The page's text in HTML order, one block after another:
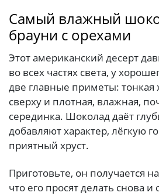
Самый влажный
брауни с орехами
Этот американский десерт
во всех частях света, у
две главные приметы: тонкая
сверху и плотная, влажная,
серединка. Шоколад даёт
добавляют характер, лёгкую
приятный хруст.
Приготовьте, он получается
что его просят делать снова и